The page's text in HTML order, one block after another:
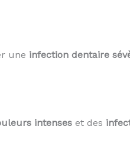
une infection dentaire
intenseset des